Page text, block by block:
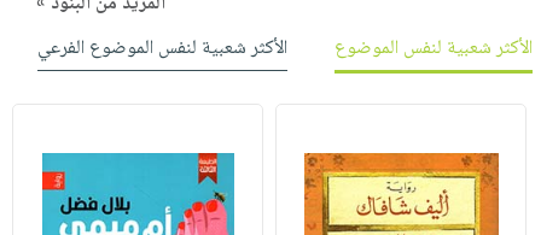
الأكثر شعبية لنفس الموضوع
الأكثر شعبية لنفس الموضوع الفرعي